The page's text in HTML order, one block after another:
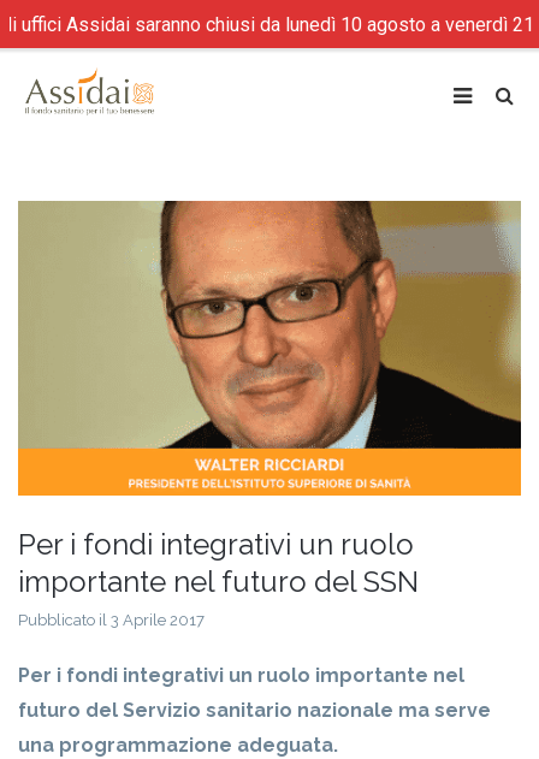
Per i fondi integrativi un ruolo
importante nel futuro del SSN
Pubblicato il 3 Aprile 2017
Per i fondi integrativi un ruolo importante nel
futuro del Servizio sanitario nazionale ma serve
una programmazione adeguata.
saranno chiusi da lunedì 10 agosto a venerdì 21